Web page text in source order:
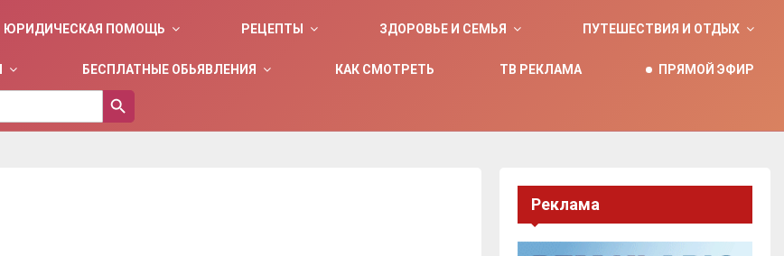
ЮРИДИЧЕСКАЯ ПОМОЩЬ РЕЦЕПТЫ ЗДОРОВЬЕ И СЕМЬЯ ПУТЕШЕСТВИЯ И ОТДЫХ
БЕСПЛАТНЫЕ ОБЬЯВЛЕНИЯ КАК СМОТРЕТЬ ТВ РЕКЛАМА
ПРЯМОЙ ЭФИР
SEARCH BUTTON
Реклама